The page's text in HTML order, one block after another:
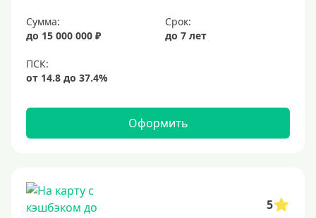
Безработным
Без стажа работы
Для самозанятых
До 75 лет
До 80 лет
Студентам
С 18 лет
Сумма:
до 15 000 000 ₽
Срок:
до 7 лет
Оформить
5